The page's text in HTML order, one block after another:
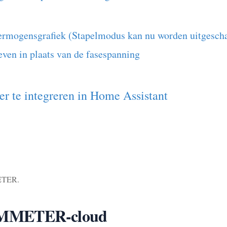
(Stapelmodus kan nu worden
in plaats van de fasespanning
te integreren in Home Assistant
cloud